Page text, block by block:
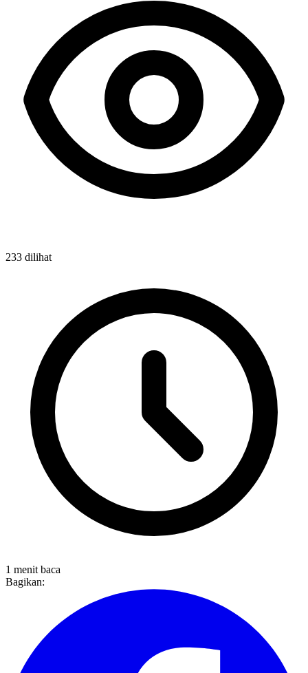
233 dilihat
1 menit baca
Bagikan: